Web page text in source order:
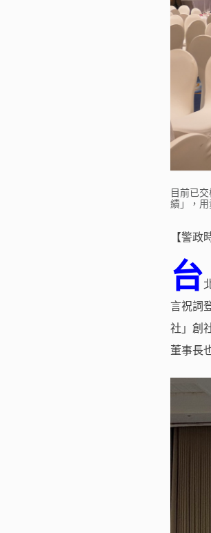
目前已
績」，
【警政
台
言祝詞
社」創
董事長